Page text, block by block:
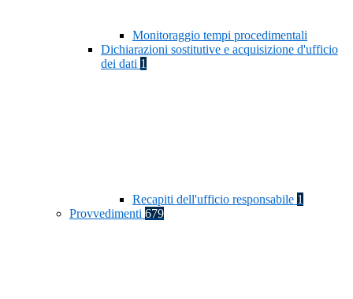
Monitoraggio tempi procedimentali
Dichiarazioni sostitutive e acquisizione d'ufficio
dei dati 1
Recapiti dell'ufficio responsabile 1
Provvedimenti 679